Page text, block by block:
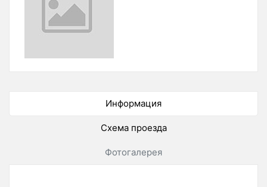
Информация
Схема проезда
Фотогалерея